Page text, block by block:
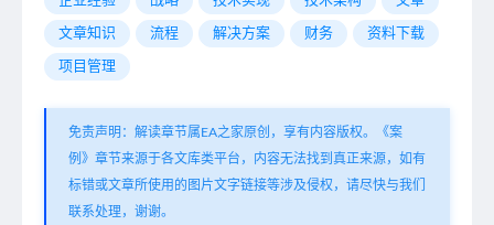
文章知识 流程 解决方案 财务 资料下载
项目管理
免责声明：解读章节属EA之家原创，享有内容版权。《案
例》章节来源于各文库类平台，内容无法找到真正来源，如有
标错或文章所使用的图片文字链接等涉及侵权，请尽快与我们
联系处理，谢谢。